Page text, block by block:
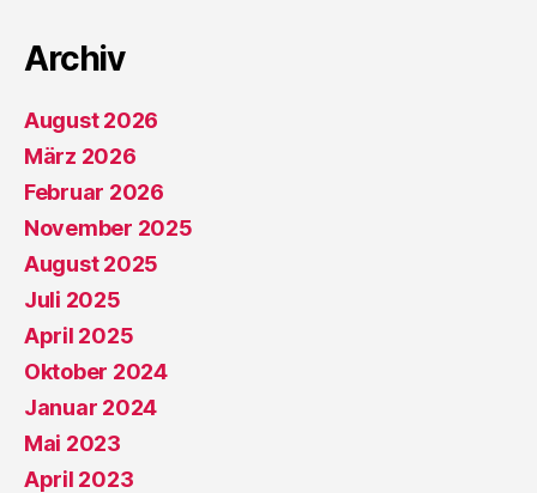
Archiv
August 2026
März 2026
Februar 2026
November 2025
August 2025
Juli 2025
April 2025
Oktober 2024
Januar 2024
Mai 2023
April 2023